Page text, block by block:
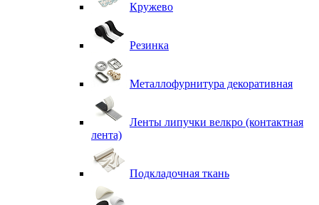
Кружево
Резинка
Металлофурнитура декоративная
Ленты липучки велкро (контактная
лента)
Подкладочная ткань